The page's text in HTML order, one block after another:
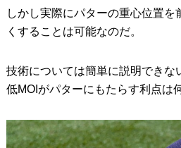
しかし実際にパターの重心位置を
くすることは可能なのだ。
技術については簡単に説明できな
低MOIがパターにもたらす利点は